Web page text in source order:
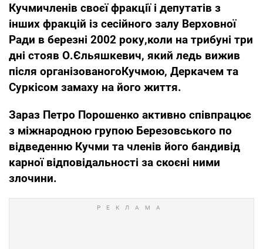
Кучмичленів своєї фракції і депутатів з
інших фракцій із сесійного залу Верховної
Ради в березні 2002 року,коли на трибуні три
дні стояв О.Єльяшкевич, який ледь вижив
після організованогоКучмою, Деркачем та
Суркісом замаху на його життя.
Зараз Петро Порошенко активно співпрацює
з міжнародною групою Березовського по
відведенню Кучми та членів його бандивід
карної відповідальності за скоєні ними
злочини.